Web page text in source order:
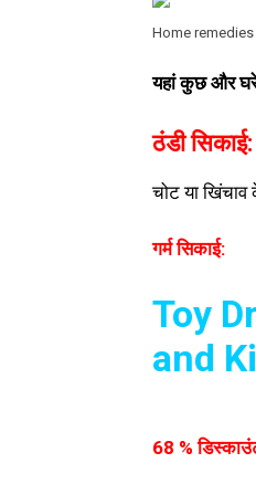
Home
यहां कुछ और
ठंडी
चोट या
गर्म सिकाई:
Toy
and
68 %